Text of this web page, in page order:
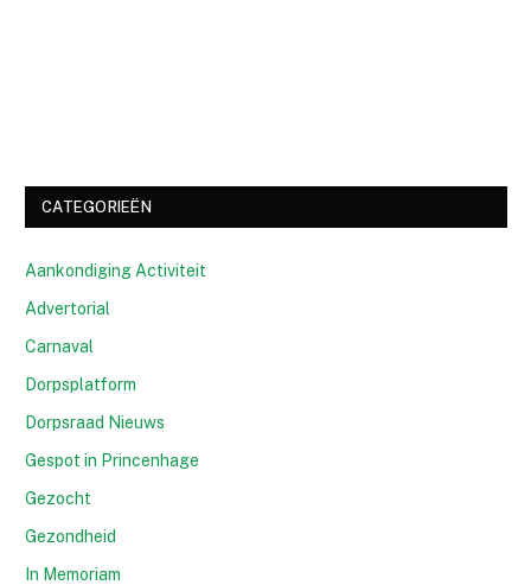
CATEGORIEËN
Aankondiging Activiteit
Advertorial
Carnaval
Dorpsplatform
Dorpsraad Nieuws
Gespot in Princenhage
Gezocht
Gezondheid
In Memoriam